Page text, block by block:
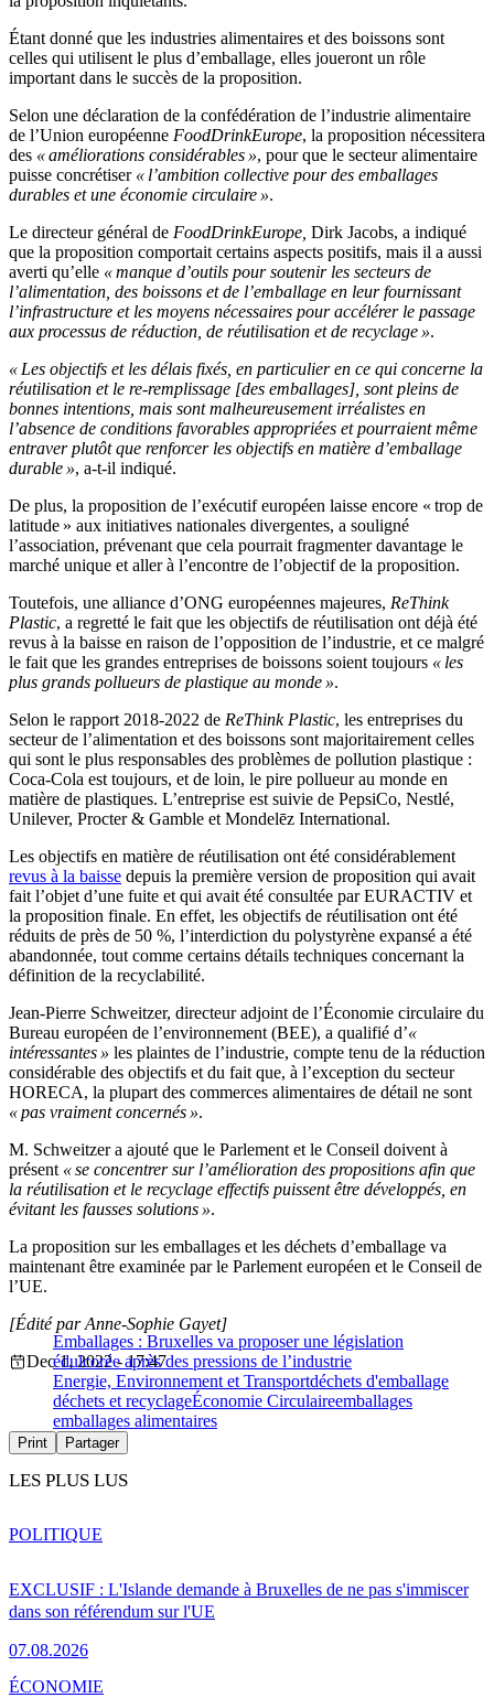
Étant donné que les industries alimentaires et des boissons sont
celles qui utilisent le plus d’emballage, elles joueront un rôle
important dans le succès de la proposition.
Selon une déclaration de la confédération de l’industrie alimentaire
de l’Union européenne FoodDrinkEurope, la proposition nécessitera
des « améliorations considérables », pour que le secteur alimentaire
puisse concrétiser « l’ambition collective pour des emballages
durables et une économie circulaire ».
Le directeur général de FoodDrinkEurope, Dirk Jacobs, a indiqué
que la proposition comportait certains aspects positifs, mais il a aussi
averti qu’elle « manque d’outils pour soutenir les secteurs de
l’alimentation, des boissons et de l’emballage en leur fournissant
l’infrastructure et les moyens nécessaires pour accélérer le passage
aux processus de réduction, de réutilisation et de recyclage ».
« Les objectifs et les délais fixés, en particulier en ce qui concerne la
réutilisation et le re-remplissage [des emballages], sont pleins de
bonnes intentions, mais sont malheureusement irréalistes en
l’absence de conditions favorables appropriées et pourraient même
entraver plutôt que renforcer les objectifs en matière d’emballage
durable », a-t-il indiqué.
De plus, la proposition de l’exécutif européen laisse encore « trop de
latitude » aux initiatives nationales divergentes, a souligné
l’association, prévenant que cela pourrait fragmenter davantage le
marché unique et aller à l’encontre de l’objectif de la proposition.
Toutefois, une alliance d’ONG européennes majeures, ReThink
Plastic, a regretté le fait que les objectifs de réutilisation ont déjà été
revus à la baisse en raison de l’opposition de l’industrie, et ce malgré
le fait que les grandes entreprises de boissons soient toujours « les
plus grands pollueurs de plastique au monde ».
Selon le rapport 2018-2022 de ReThink Plastic, les entreprises du
secteur de l’alimentation et des boissons sont majoritairement celles
qui sont le plus responsables des problèmes de pollution plastique :
Coca-Cola est toujours, et de loin, le pire pollueur au monde en
matière de plastiques. L’entreprise est suivie de PepsiCo, Nestlé,
Unilever, Procter & Gamble et Mondelēz International.
Les objectifs en matière de réutilisation ont été considérablement
revus à la baisse depuis la première version de proposition qui avait
fait l’objet d’une fuite et qui avait été consultée par EURACTIV et
la proposition finale. En effet, les objectifs de réutilisation ont été
réduits de près de 50 %, l’interdiction du polystyrène expansé a été
abandonnée, tout comme certains détails techniques concernant la
définition de la recyclabilité.
Jean-Pierre Schweitzer, directeur adjoint de l’Économie circulaire du
Bureau européen de l’environnement (BEE), a qualifié d’«
intéressantes » les plaintes de l’industrie, compte tenu de la réduction
considérable des objectifs et du fait que, à l’exception du secteur
HORECA, la plupart des commerces alimentaires de détail ne sont
« pas vraiment concernés ».
M. Schweitzer a ajouté que le Parlement et le Conseil doivent à
présent « se concentrer sur l’amélioration des propositions afin que
la réutilisation et le recyclage effectifs puissent être développés, en
évitant les fausses solutions ».
La proposition sur les emballages et les déchets d’emballage va
maintenant être examinée par le Parlement européen et le Conseil de
l’UE.
Emballages : Bruxelles va proposer une législation
édulcorée après des pressions de l’industrie
[Édité par Anne-Sophie Gayet]
Dec 1, 2022 - 17:47
Energie, Environnement et Transportdéchets d'emballage
déchets et recyclageÉconomie Circulaireemballages
emballages alimentaires
Print Partager
LES PLUS LUS
EXCLUSIF : L'Islande demande à Bruxelles de ne pas s'immiscer
dans son référendum sur l'UE
07.08.2026
POLITIQUE
ÉCONOMIE